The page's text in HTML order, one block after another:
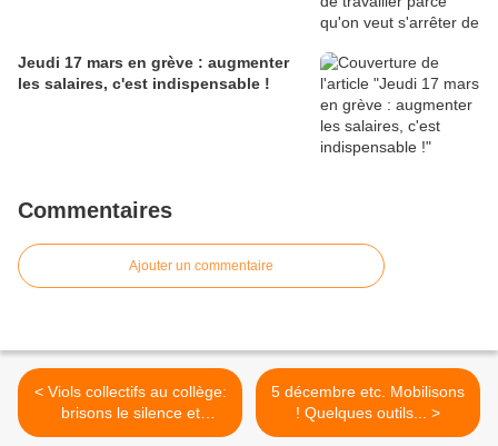
Jeudi 17 mars en grève : augmenter
les salaires, c'est indispensable !
Commentaires
Ajouter un commentaire
< Viols collectifs au collège:
brisons le silence et
agissons!
5 décembre etc. Mobilisons
! Quelques outils... >